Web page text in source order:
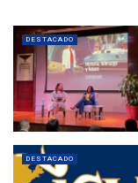
DESTACADO
DESTACADO